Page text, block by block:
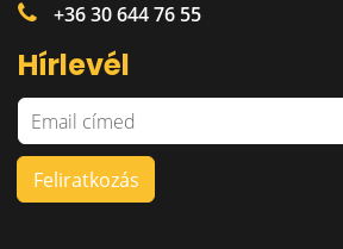
+36 30 644 76 55
Hírlevél